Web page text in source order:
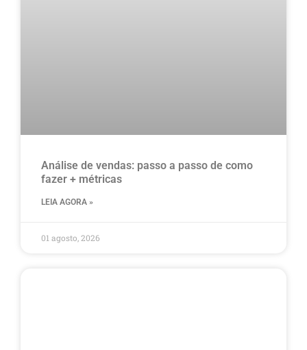
Análise de vendas: passo a passo de como
fazer + métricas
LEIA AGORA »
01 agosto, 2026